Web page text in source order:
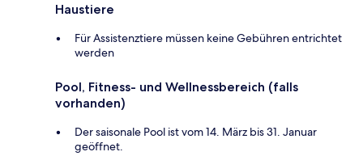
Haustiere
Für Assistenztiere müssen keine Gebühren entrichtet
werden
Pool, Fitness- und Wellnessbereich (falls
vorhanden)
Der saisonale Pool ist vom 14. März bis 31. Januar
geöffnet.